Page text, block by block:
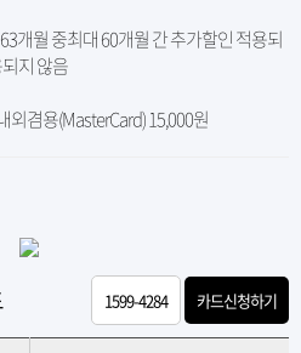
개월 중최대 60개월 간 추가할인 적용되
지 않음
외겸용(MasterCard) 15,000원
1599-4284 카드신청하기